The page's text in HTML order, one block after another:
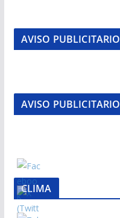
AVISO PUBLICITARIO
AVISO PUBLICITARIO
CLIMA